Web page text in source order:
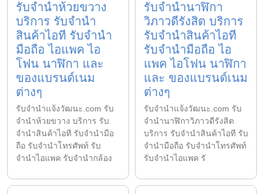
รับจำนำห้วยขวาง
บริการ รับจำนำ
สินค้าไอที รับจำนำ
มือถือ ไอแพค ไอ
โฟน นาฬิกา และ
ของแบรนด์เนม
ต่างๆ
รับจํานําแจ้งวัฒนะ.com รับ
จำนำห้วยขวาง บริการ รับ
จำนำสินค้าไอที รับจำนำมือ
ถือ รับจำนำโทรศัพท์ รับ
จำนำไอแพค รับจำนำกล้อง
รับจำนำนาฬิกา
วิภาวดีรังสิต บริการ
รับจำนำสินค้าไอที
รับจำนำมือถือ ไอ
แพค ไอโฟน นาฬิกา
และ ของแบรนด์เนม
ต่างๆ
รับจํานําแจ้งวัฒนะ.com รับ
จำนำนาฬิกาวิภาวดีรังสิต
บริการ รับจำนำสินค้าไอที รับ
จำนำมือถือ รับจำนำโทรศัพท์
รับจำนำไอแพค รั